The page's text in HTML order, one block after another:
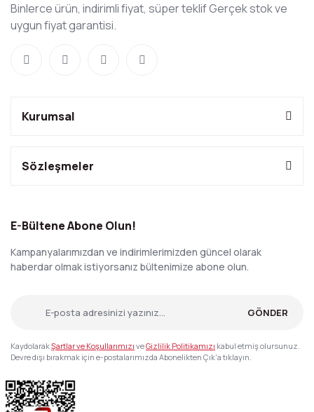
Binlerce ürün, indirimli fiyat, süper teklif Gerçek stok ve
uygun fiyat garantisi.
Kurumsal
Sözleşmeler
E-Bültene Abone Olun!
Kampanyalarımızdan ve indirimlerimizden güncel olarak
haberdar olmak istiyorsanız bültenimize abone olun.
GÖNDER
KaydolarakŞartlar ve Koşullarımızı veGizlilik Politikamızı kabul etmiş olursunuz.
Devre dışı bırakmak için e-postalarımızda Abonelikten Çık'a tıklayın.